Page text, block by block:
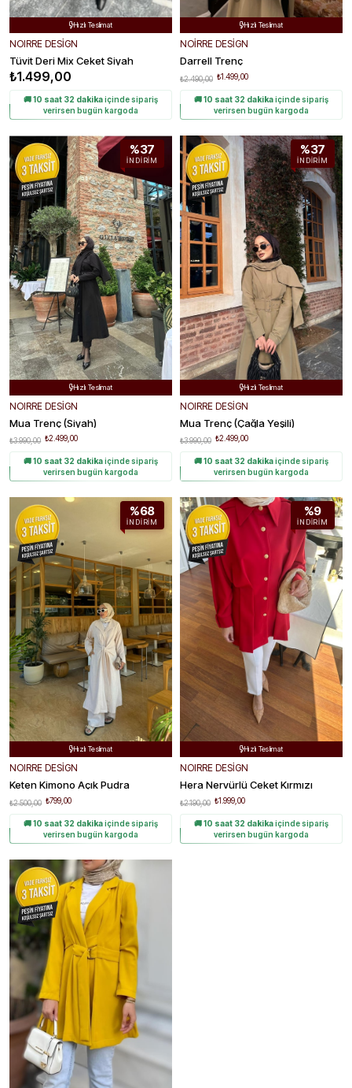
Ücretsiz Kargo
Hızlı Teslimat
Kolay Değişim
NOIRRE DESİGN
Tüvit Deri Mix Ceket Siyah
₺1.499,00
🚚10 saat 32 dakikaiçinde sipariş
verirsen bugün kargoda
Ücretsiz Kargo
Hızlı Teslimat
Kolay Değişim
NOIRRE DESIGN
Darrell Trenç
₺1.499,00
₺2.490,00
🚚10 saat 32 dakikaiçinde sipariş
verirsen bugün kargoda
 Ücretsiz Kargo
Hızlı Teslimat
%37
İNDIRIM
NOIRRE DESİGN
Mua Trenç (Siyah)
₺2.499,00
₺3.990,00
🚚10 saat 32 dakikaiçinde sipariş
verirsen bugün kargoda
 Ücretsiz Kargo
Hızlı Teslimat
%37
İNDIRIM
NOIRRE DESİGN
Mua Trenç (Çağla Yeşili)
₺2.499,00
₺3.990,00
🚚10 saat 32 dakikaiçinde sipariş
verirsen bugün kargoda
Ücretsiz Kargo
Hızlı Teslimat
 Kolay Değişim
%68
İNDIRIM
NOIRRE DESİGN
Keten Kimono Açık Pudra
₺799,00
₺2.500,00
🚚10 saat 32 dakikaiçinde sipariş
verirsen bugün kargoda

Hızlı Teslimat
 Kolay Değişim
%9
İNDIRIM
NOIRRE DESİGN
Hera Nervürlü Ceket Kırmızı
₺1.999,00
₺2.190,00
🚚10 saat 32 dakikaiçinde sipariş
verirsen bugün kargoda